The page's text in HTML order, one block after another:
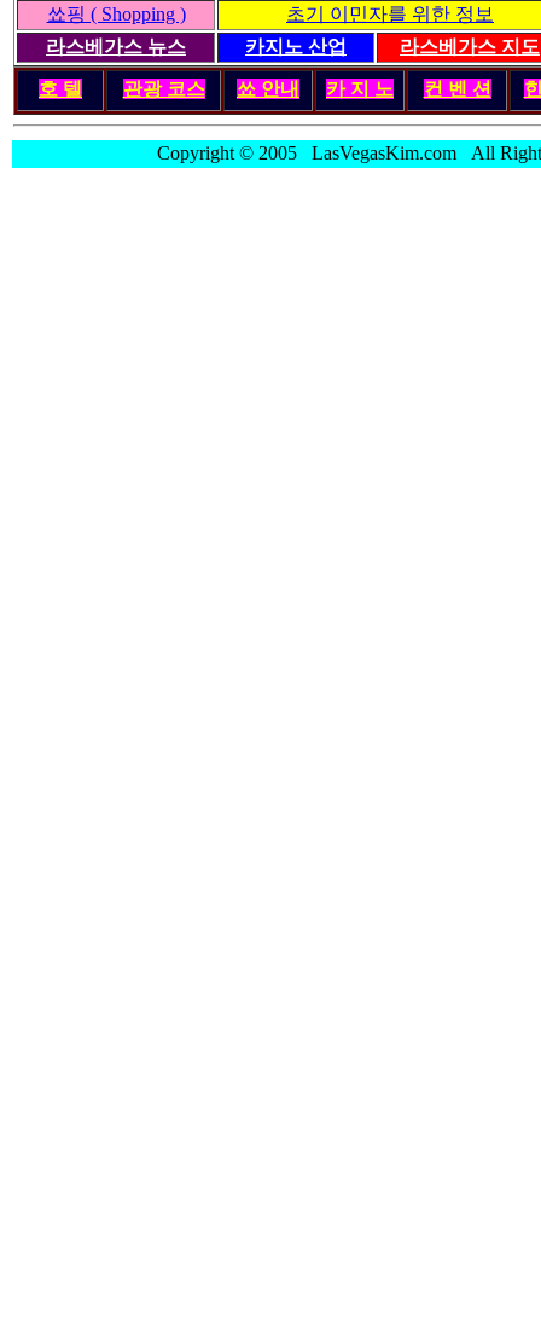
쑈핑 ( Shopping )
초기 이민자를 위한 정보
라스베가스 뉴스
카지노 산업 라스베가스 지도
호 텔 관광 코스 쑈 안내 카 지 노 컨 벤 션
Copyright © 2005 LasVegasKim.com All